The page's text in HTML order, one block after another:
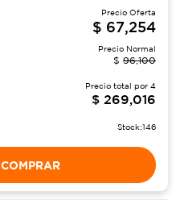
Precio Oferta
$ 67,254
Precio Normal
$ 96,100
Precio total por 4
$ 269,016
Stock:146
COMPRAR